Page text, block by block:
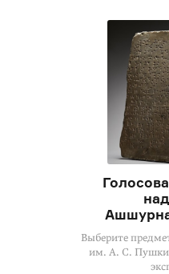
Выберите
им. А. С.